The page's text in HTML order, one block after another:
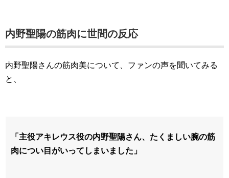
内野聖陽の筋肉に世間の反応
内野聖陽さんの筋肉美について、ファンの声を聞いてみる
と、
「主役アキレウス役の内野聖陽さん、たくましい腕の筋
肉につい目がいってしまいました」